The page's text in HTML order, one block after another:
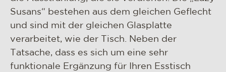
Susans“ bestehen aus dem gleichen Geflecht
und sind mit der gleichen Glasplatte
verarbeitet, wie der Tisch. Neben der
Tatsache, dass es sich um eine sehr
funktionale Ergänzung für Ihren Esstisch